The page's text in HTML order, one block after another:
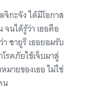
กะจัง ได้มีโอกาส
นได้รู้ว่า เธอคือ
ซายูริ เธอยอมรับ
รคภัยไข้เจ็บมาสู่
มายของเธอ ไม่ใช่
น